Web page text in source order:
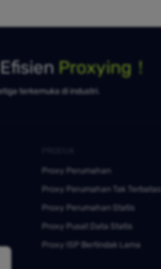
Proxying！
terkemuka di industri.
Proxy Perumahan
Proxy Perumahan Tak Terbatas
Proxy Perumahan Statis
Proxy Pusat Data Statis
Proxy ISP Bertindak Lama